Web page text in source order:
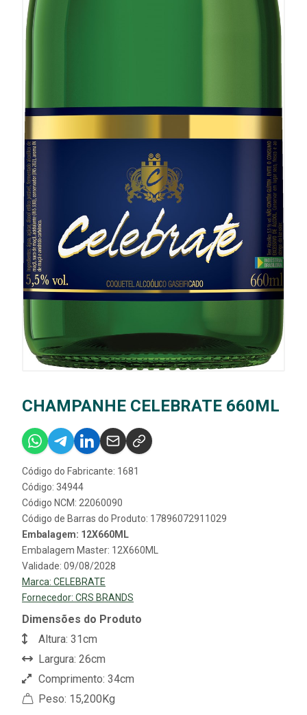
CHAMPANHE CELEBRATE 660ML
Código do Fabricante: 1681
Código: 34944
Código NCM: 22060090
Código de Barras do Produto: 17896072911029
Embalagem: 12X660ML
Embalagem Master: 12X660ML
Validade: 09/08/2028
Marca: CELEBRATE
Fornecedor: CRS BRANDS
Dimensões do Produto
Altura: 31cm
Largura: 26cm
Comprimento: 34cm
Peso: 15,200Kg